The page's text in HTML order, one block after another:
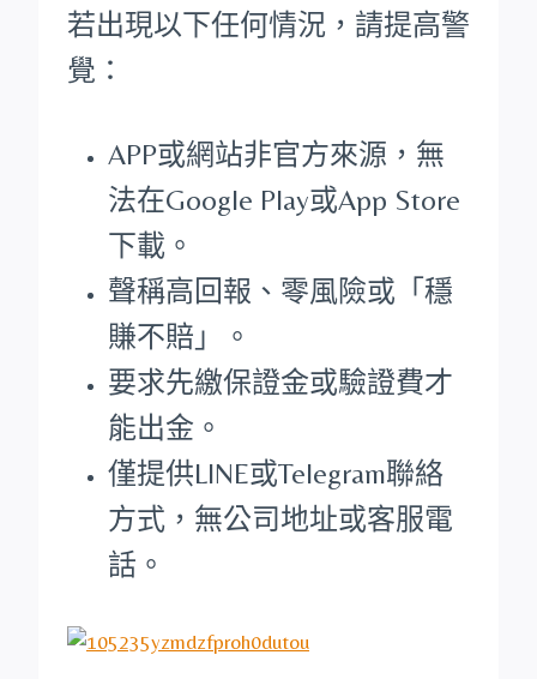
若出現以下任何情況，請提高警
覺：
APP或網站非官方來源，無
法在Google Play或App Store
下載。
聲稱高回報、零風險或「穩
賺不賠」。
要求先繳保證金或驗證費才
能出金。
僅提供LINE或Telegram聯絡
方式，無公司地址或客服電
話。